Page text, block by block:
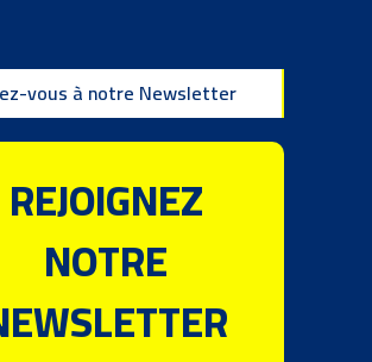
vous à notre Newsletter
REJOIGNEZ
NOTRE